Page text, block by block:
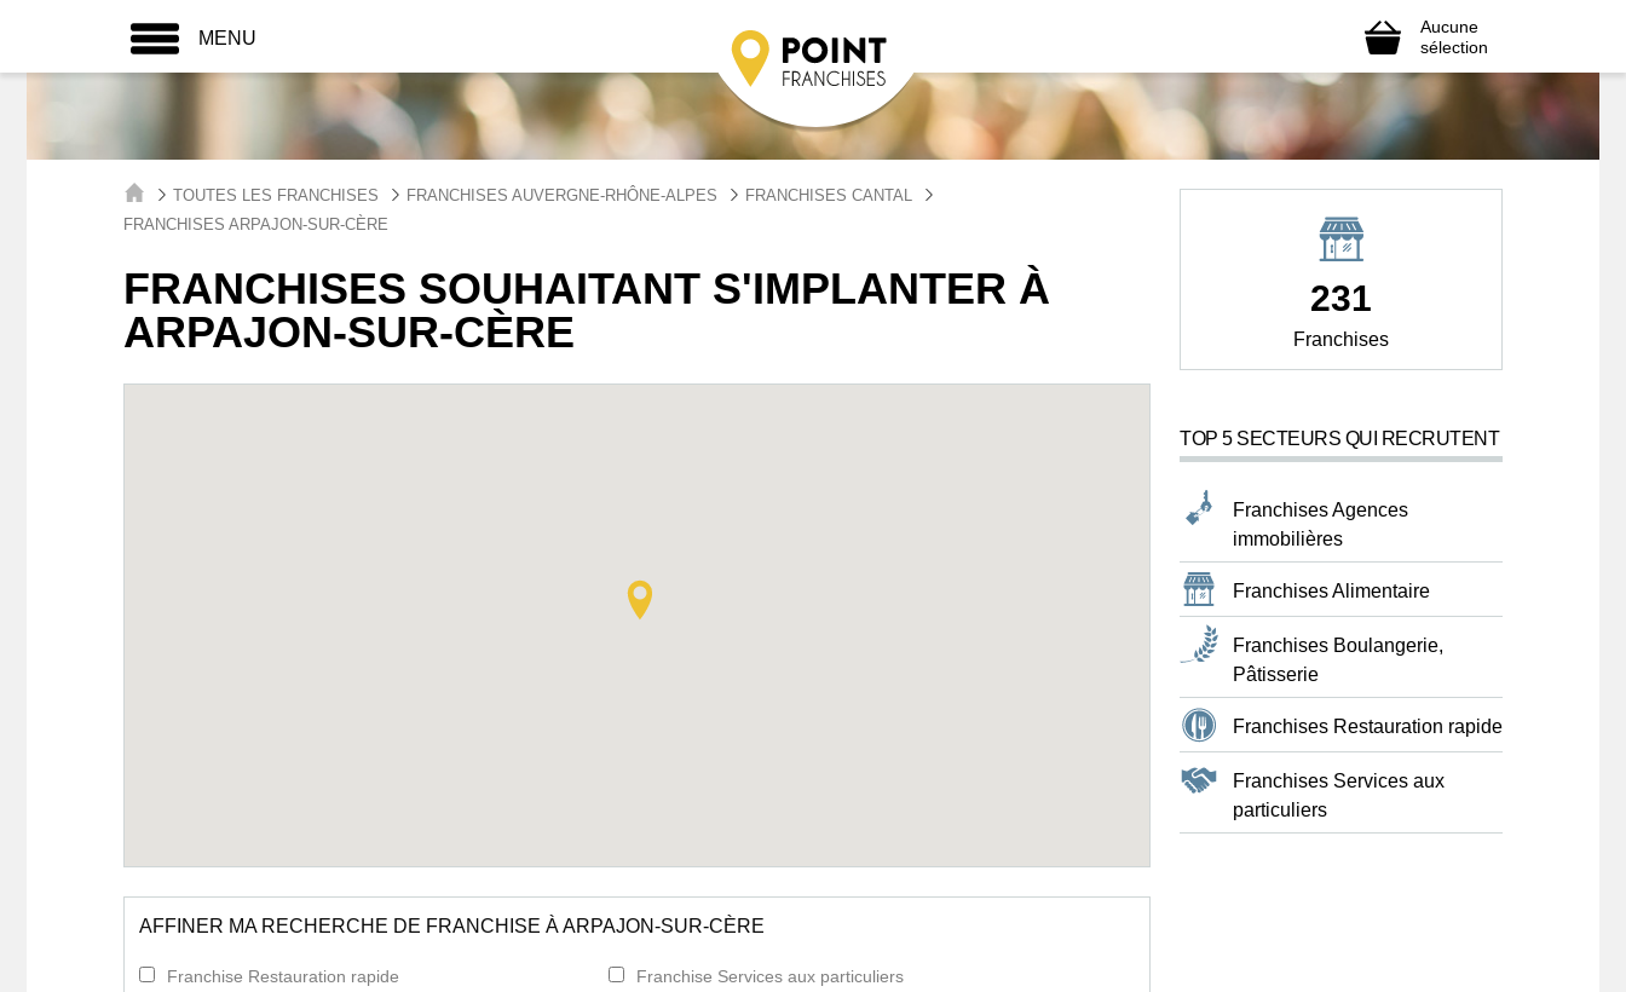
MENU
Aucune
sélection
TOUTES LES FRANCHISES FRANCHISES AUVERGNE-RHÔNE-ALPES
FRANCHISES CANTAL
FRANCHISES ARPAJON-SUR-CÈRE
FRANCHISES SOUHAITANT S'IMPLANTER À
ARPAJON-SUR-CÈRE
AFFINER MA RECHERCHE DE FRANCHISE À ARPAJON-SUR-CÈRE
Franchise Restauration rapide
Franchise Services aux particuliers
231
Franchises
TOP 5 SECTEURS QUI RECRUTENT
Franchises Agences
immobilières
Franchises Alimentaire
Franchises Boulangerie,
Pâtisserie
Franchises Restauration rapide
Franchises Services aux
particuliers